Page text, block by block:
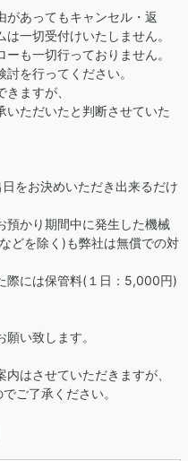
があってもキャンセル・返
一切受付けいたしません。
も一切行っておりません。
を行ってください。
ますが、
いただいたと判断させていた
をお決めいただき出来るだけ
預かり期間中に発生した機械
どを除く)も弊社は無償での対
際には保管料(１日：5,000円)
い致します。
はさせていただきますが、
ご了承ください。